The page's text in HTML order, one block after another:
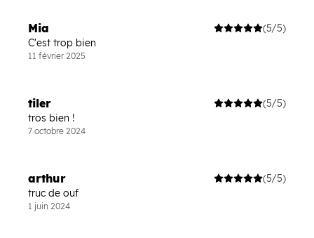
Mia
(5/5)
C'est trop bien
11 février 2025
tiler
(5/5)
tros bien !
7 octobre 2024
arthur
(5/5)
truc de ouf
1 juin 2024